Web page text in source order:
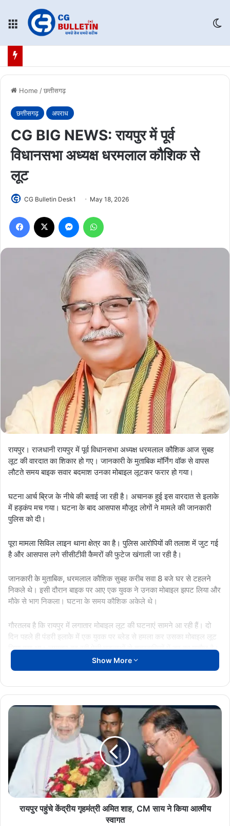
Menu
Home /छत्तीसगढ़
छत्तीसगढ़ अपराध
CG BIG NEWS: रायपुर में पूर्व
विधानसभा अध्यक्ष धरमलाल कौशिक से
लूट
CG Bulletin Desk1 May 18, 2026
Facebook Messenger
रायपुर। राजधानी रायपुर में पूर्व विधानसभा अध्यक्ष धरमलाल कौशिक आज सुबह
लूट की वारदात का शिकार हो गए। जानकारी के मुताबिक मॉर्निंग वॉक से वापस
लौटते समय बाइक सवार बदमाश उनका मोबाइल लूटकर फरार हो गया।
घटना आर्च ब्रिज के नीचे की बताई जा रही है। अचानक हुई इस वारदात से इलाके
में हड़कंप मच गया। घटना के बाद आसपास मौजूद लोगों ने मामले की जानकारी
पुलिस को दी।
पूरा मामला सिविल लाइन थाना क्षेत्र का है। पुलिस आरोपियों की तलाश में जुट गई
है और आसपास लगे सीसीटीवी कैमरों की फुटेज खंगाली जा रही है।
जानकारी के मुताबिक, धरमलाल कौशिक सुबह करीब सवा 8 बजे घर से टहलने
निकले थे। इसी दौरान बाइक पर आए एक युवक ने उनका मोबाइल झपट लिया और
मौके से भाग निकला। घटना के समय कौशिक अकेले थे।
गौरतलब है कि रायपुर में लगातार मोबाइल लूट की घटनाएं सामने आ रही हैं। दो
दिन पहले ही पंडरी इलाके में एक युवक पर ब्लेड से हमला कर उसका मोबाइल लूट
लिया गया था। लगातार बढ़ रही ऐसी घटनाओं से शहरवासियों में डर का माहौल है।
MobileLoot RaipurCrime Raipur
Show More
रायपुर
गृहमंत्री
अमित
शाह,
CM
साय
ने
कियारायपुर पहुंचे केंद्रीय गृहमंत्री अमित शाह, CM साय ने किया आत्मीय
स्वागत